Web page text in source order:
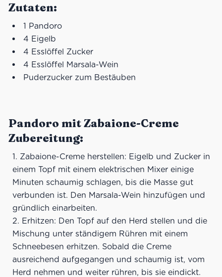
Zutaten:
1 Pandoro
4 Eigelb
4 Esslöffel Zucker
4 Esslöffel Marsala-Wein
Puderzucker zum Bestäuben
Pandoro mit Zabaione-Creme
Zubereitung:
Zabaione-Creme herstellen: Eigelb und Zucker in
einem Topf mit einem elektrischen Mixer einige
Minuten schaumig schlagen, bis die Masse gut
verbunden ist. Den Marsala-Wein hinzufügen und
gründlich einarbeiten.
Erhitzen: Den Topf auf den Herd stellen und die
Mischung unter ständigem Rühren mit einem
Schneebesen erhitzen. Sobald die Creme
ausreichend aufgegangen und schaumig ist, vom
Herd nehmen und weiter rühren, bis sie eindickt.